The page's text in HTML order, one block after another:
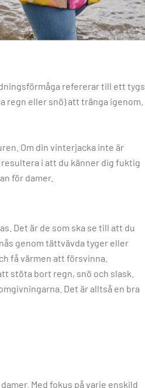
refererar till ett tygs
eller snö) att tränga igenom.
Om din vinterjacka inte är
i att du känner dig fuktig
för damer.
Det är de som ska se till att du
genom tättvävda tyger eller
få värmen att försvinna.
stöta bort regn, snö och slask.
Det är alltså en bra
Med fokus på varje enskild